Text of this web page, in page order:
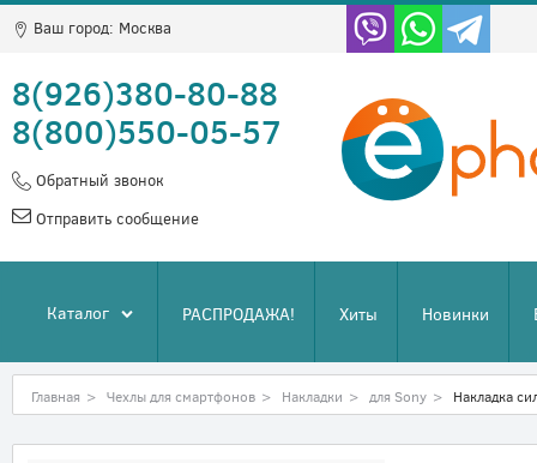
Ваш город: Москва
8(926)380-80-88
8(800)550-05-57
Обратный звонок
Отправить сообщение
Каталог РАСПРОДАЖА! Хиты Новинки
Главная > Чехлы для смартфонов > Накладки > для Sony > Накладка